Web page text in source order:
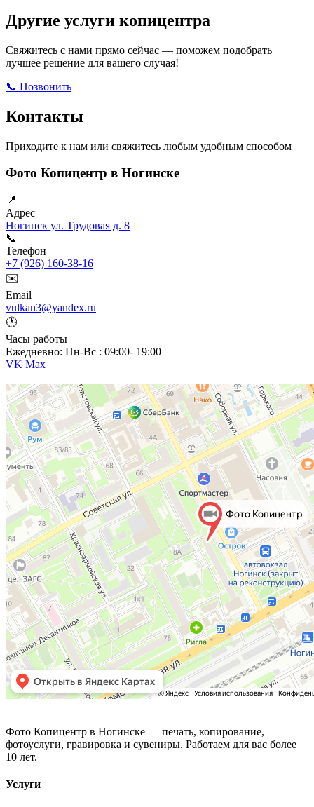
Другие услуги копицентра
Свяжитесь с нами прямо сейчас — поможем подобрать
лучшее решение для вашего случая!
📞 Позвонить
Контакты
Приходите к нам или свяжитесь любым удобным способом
Фото Копицентр в Ногинске
📍
Адрес
Ногинск ул. Трудовая д. 8
📞
Телефон
+7 (926) 160-38-16
✉️
Email
vulkan3@yandex.ru
🕐
Часы работы
Ежедневно: Пн-Вс : 09:00- 19:00
VK Max
Фото Копицентр в Ногинске — печать, копирование,
фотоуслуги, гравировка и сувениры. Работаем для вас более
10 лет.
Услуги